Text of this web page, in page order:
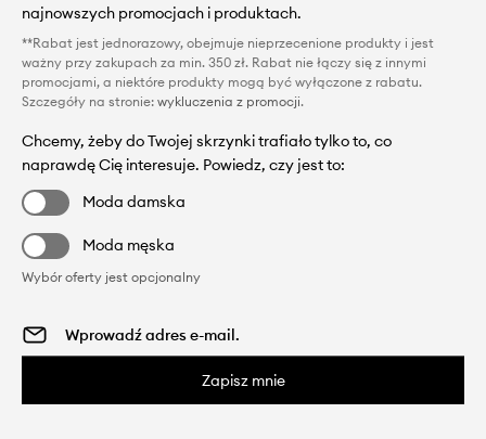
najnowszych promocjach i produktach.
**Rabat jest jednorazowy, obejmuje nieprzecenione produkty i jest
ważny przy zakupach za min. 350 zł. Rabat nie łączy się z innymi
promocjami, a niektóre produkty mogą być wyłączone z rabatu.
Szczegóły na stronie: wykluczenia z promocji.
Chcemy, żeby do Twojej skrzynki trafiało tylko to, co
naprawdę Cię interesuje. Powiedz, czy jest to:
Moda damska
Moda męska
Wybór oferty jest opcjonalny
Zapisz mnie